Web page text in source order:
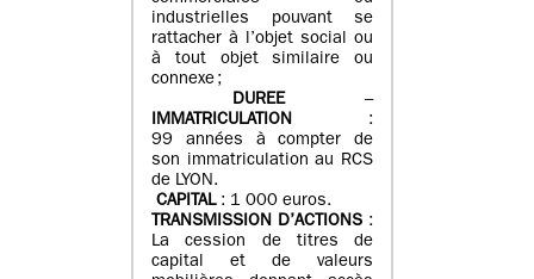
industrielles pouvant se
rattacher à l’objet social ou
à tout objet similaire ou
connexe ;
DUREE–
IMMATRICULATION :
99 années à compter de
son immatriculation au RCS
de LYON.
CAPITAL: 1 000 euros.
TRANSMISSION D’ACTIONS :
La cession de titres de
capital et de valeurs